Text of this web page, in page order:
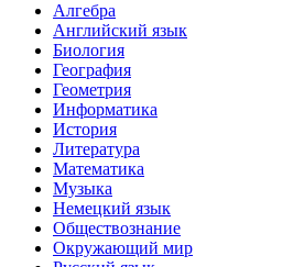
Алгебра
Английский язык
Биология
География
Геометрия
Информатика
История
Литература
Математика
Музыка
Немецкий язык
Обществознание
Окружающий мир